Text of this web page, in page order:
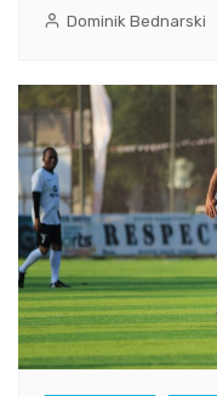
Dominik Bednarski